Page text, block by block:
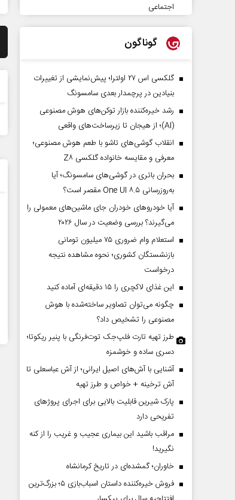
اجتماعی
گوناگون
گلکسی اس ۲۷ اولترا؛ پیش‌نمایشی از تغییرات
بنیادین در پرچمدار بعدی سامسونگ
رشد خیره‌کننده بازار توکن‌های هوش مصنوعی
(AI)؛ از هیجان تا زیرساخت‌های واقعی
انقلاب گوشی‌های تاشو‌ با طعم هوش مصنوعی؛
معرفی و مقایسه خانواده گلکسی Z۸
بحران باتری در گوشی‌های سامسونگ؛ آیا
به‌روزرسانی One UI ۸.۵ مقصر است؟
آیا خودروهای خودران جای ماشین‌های معمولی را
می‌گیرند؟ بررسی وضعیت در سال ۲۰۲۶
استعلام وام ضروری ۷۵ میلیون تومانی
بازنشستگان کشوری؛ نحوه مشاهده نتیجه
درخواست
این غذای لاکچری را ۱۵ دقیقه‌ای آماده کنید
چگونه می‌توان تصاویر ساخته‌شده با هوش
مصنوعی را تشخیص داد؟
طرز تهیه تارت فلپ‌جک توت‌فرنگی با پنیر ریکوتا؛
دسری ساده و خوشمزه
آشنایی با آش‌های اصیل ایرانی؛ از آش عباسعلی تا
آش ترخینه + خواص و طرز تهیه
پارک شیرین قابلیت‌ بالایی برای اجرای پروژهای
تفریحی دارد
مراقب باشید این بیماری عجیب و غریب را از کنه
نگیرید!
خاوران؛ گمشده‌ای در تاریخ کرمانشاه
فروش خیره‌کننده داستان اسباب‌بازی ۵؛ بزرگ‌ترین
حکایت یک تاریخ و دو زندگی
نرگس خانعلی‌زاده - روزنامه‌نگار